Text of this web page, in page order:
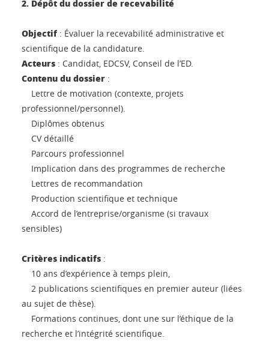
2. Dépôt du dossier de recevabilité
Objectif : Évaluer la recevabilité administrative et
scientifique de la candidature.
Acteurs : Candidat, EDCSV, Conseil de l’ED.
Contenu du dossier :
Lettre de motivation (contexte, projets
professionnel/personnel).
Diplômes obtenus
CV détaillé
Parcours professionnel
Implication dans des programmes de recherche
Lettres de recommandation
Production scientifique et technique
Accord de l’entreprise/organisme (si travaux
sensibles)
Critères indicatifs :
10 ans d’expérience à temps plein,
2 publications scientifiques en premier auteur (liées
au sujet de thèse).
Formations continues, dont une sur l’éthique de la
recherche et l’intégrité scientifique.